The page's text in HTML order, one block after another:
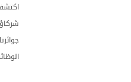
جوائزنا